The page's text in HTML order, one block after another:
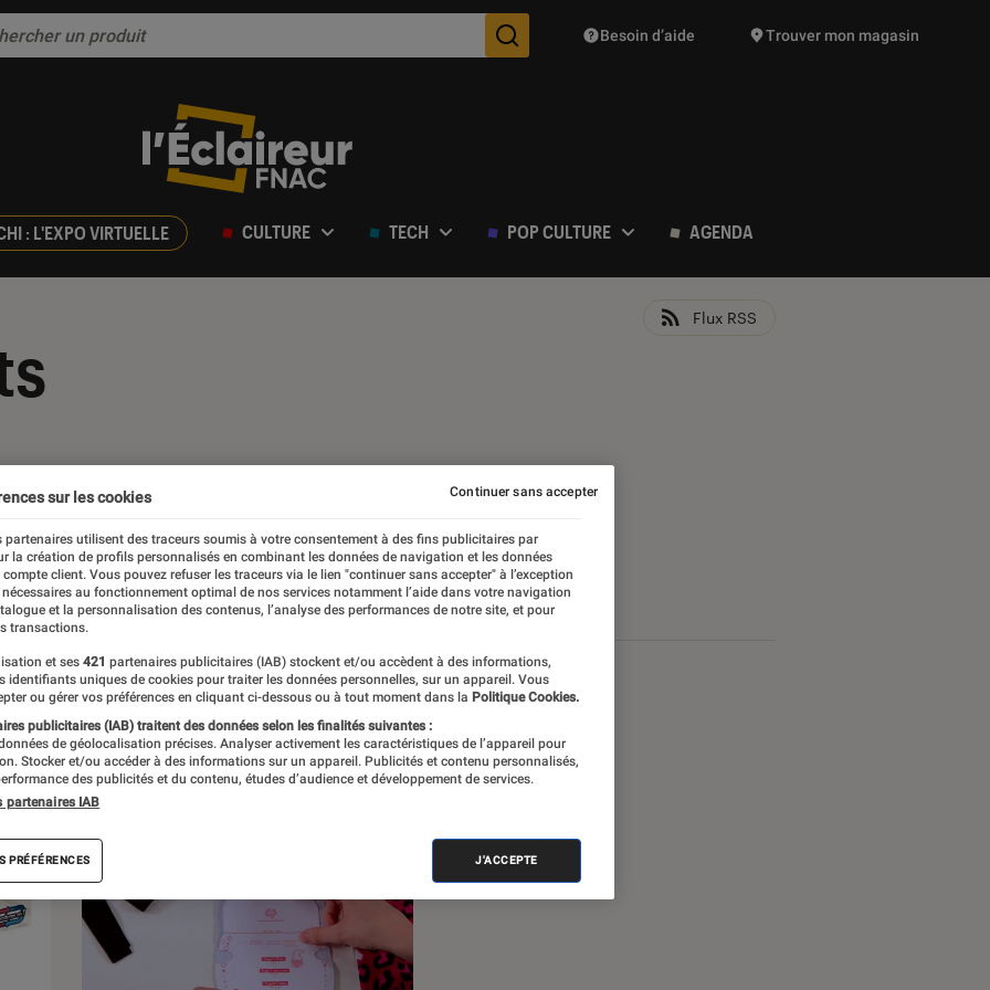
Des suggestions de produits vont vous être proposées
Besoin d’aide Trouver mon magasin
: L'EXPO VIRTUELLE CULTURE TECH POP CULTURE AGENDA
Flux RSS
Tests
sur les cookies
partenaires utilisent des traceurs soumis à votre consentement à des fins publicitaires par
la création de profils personnalisés en combinant les données de navigation et les données
client. Vous pouvez refuser les traceurs via le lien "continuer sans accepter" à l’exception
au fonctionnement optimal de nos services notamment l’aide dans votre navigation
et la personnalisation des contenus, l’analyse des performances de notre site, et pour
transactions.
et ses 421 partenaires publicitaires (IAB) stockent et/ou accèdent à des informations,
identifiants uniques de cookies pour traiter les données personnelles, sur un appareil. Vous
ou gérer vos préférences en cliquant ci-dessous ou à tout moment dans la Politique Cookies.
publicitaires (IAB) traitent des données selon les finalités suivantes :
de géolocalisation précises. Analyser activement les caractéristiques de l’appareil pour
Stocker et/ou accéder à des informations sur un appareil. Publicités et contenu personnalisés,
des publicités et du contenu, études d’audience et développement de services.
partenaires IAB
PRÉFÉRENCES J'ACCEPTE
Continuer sans accepter